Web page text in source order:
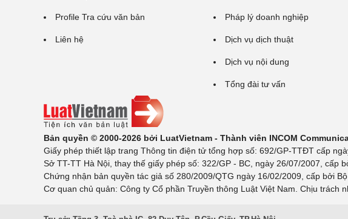
Profile Tra cứu văn bản
Liên hệ
Pháp lý doanh nghiệp
Dịch vụ dịch thuật
Dịch vụ nội dung
Tổng đài tư vấn
Bản quyền © 2000-2026 bởi LuatVietnam - Thành viên INCOM
Giấy phép thiết lập trang Thông tin điện tử tổng hợp số: 692/GP-TTĐT cấp
Sở TT-TT Hà Nội, thay thế giấy phép số: 322/GP - BC, ngày 26/07/2007, cấp
Chứng nhận bản quyền tác giả số 280/2009/QTG ngày 16/02/2009, cấp bởi
Cơ quan chủ quản: Công ty Cổ phần Truyền thông Luật Việt Nam. Chịu trách